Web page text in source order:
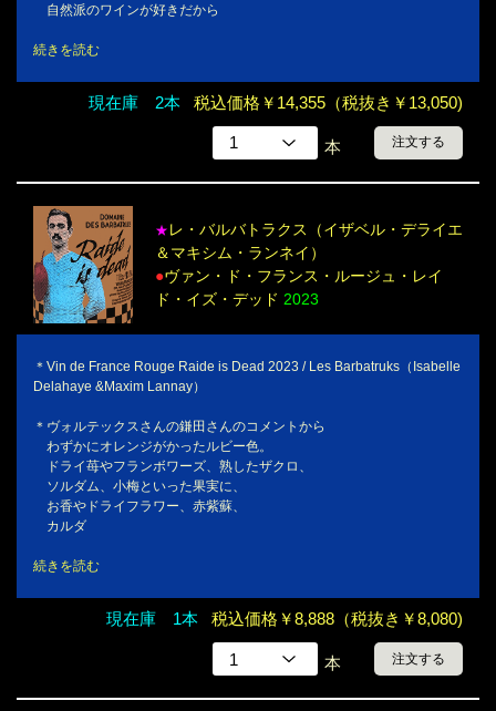
自然派のワインが好きだから
続きを読む
現在庫 2本 税込価格￥14,355（税抜き￥13,050)
本 注文する
★ レ・バルバトラクス（イザベル・デライエ
＆マキシム・ランネイ）
●ヴァン・ド・フランス・ルージュ・レイ
ド・イズ・デッド 2023
＊Vin de France Rouge Raide is Dead 2023 / Les Barbatruks（Isabelle
Delahaye &Maxim Lannay）
＊ヴォルテックスさんの鎌田さんのコメントから
わずかにオレンジがかったルビー色。
ドライ苺やフランボワーズ、熟したザクロ、
ソルダム、小梅といった果実に、
お香やドライフラワー、赤紫蘇、
カルダ
続きを読む
現在庫 1本 税込価格￥8,888（税抜き￥8,080)
本 注文する